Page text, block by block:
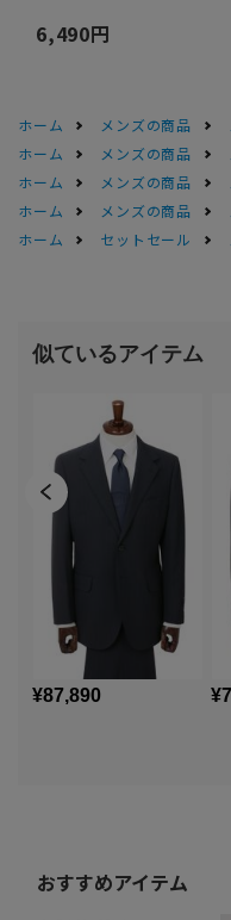
6,490円
ホーム メンズの商品
ホーム
メンズの商品
ホーム
メンズの商品
ホーム
メンズの商品
ホーム
セットセール